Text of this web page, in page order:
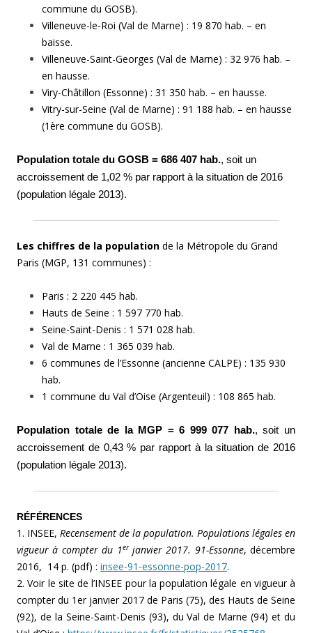
commune du GOSB).
Villeneuve-le-Roi (Val de Marne) : 19 870 hab. – en
baisse.
Villeneuve-Saint-Georges (Val de Marne) : 32 976 hab. –
en hausse.
Viry-Châtillon (Essonne) : 31 350 hab. – en hausse.
Vitry-sur-Seine (Val de Marne) : 91 188 hab. – en hausse
(1ère commune du GOSB).
Population totale du GOSB = 686 407 hab., soit un
accroissement de 1,02 % par rapport à la situation de 2016
(population légale 2013).
Les chiffres de la population de la Métropole du Grand
Paris (MGP, 131 communes) :
Paris : 2 220 445 hab.
Hauts de Seine : 1 597 770 hab.
Seine-Saint-Denis : 1 571 028 hab.
Val de Marne : 1 365 039 hab.
6 communes de l’Essonne (ancienne CALPE) : 135 930
hab.
1 commune du Val d’Oise (Argenteuil) : 108 865 hab.
Population totale de la MGP = 6 999 077 hab., soit un
accroissement de 0,43 % par rapport à la situation de 2016
(population légale 2013).
RÉFÉRENCES
1. INSEE, Recensement de la population. Populations légales en
vigueur à compter du 1erjanvier 2017. 91-Essonne, décembre
2016, 14 p. (pdf) : insee-91-essonne-pop-2017.
2. Voir le site de l’INSEE pour la population légale en vigueur à
compter du 1er janvier 2017 de Paris (75), des Hauts de Seine
(92), de la Seine-Saint-Denis (93), du Val de Marne (94) et du